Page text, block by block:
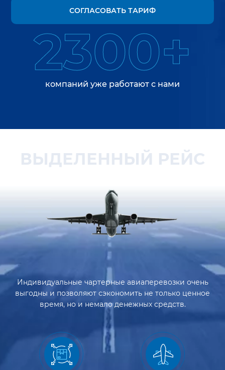
СОГЛАСОВАТЬ ТАРИФ
2300+
компаний уже работают с нами
ВЫДЕЛЕННЫЙ РЕЙС
Индивидуальные чартерные авиаперевозки очень
выгодны и позволяют сэкономить не только ценное
время, но и немало денежных средств.